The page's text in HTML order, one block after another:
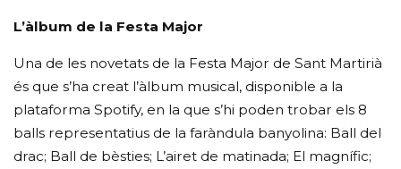
L’àlbum de la Festa Major
Una de les novetats de la Festa Major de Sant Martirià
és que s’ha creat l’àlbum musical, disponible a la
plataforma Spotify, en la que s’hi poden trobar els 8
balls representatius de la faràndula banyolina: Ball del
drac; Ball de bèsties; L’airet de matinada; El magnífic;